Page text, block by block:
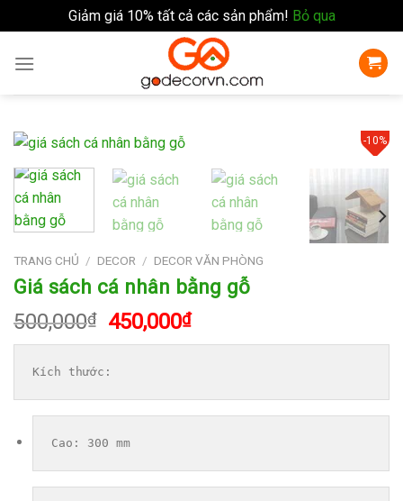
Giảm giá 10% tất cả các sản phẩm! Bỏ qua
-10%
TRANG CHỦ / DECOR / DECOR VĂN PHÒNG
Giá sách cá nhân bằng gỗ
500,000₫
Giá
gốc
là:
450,000₫Giá
hiện
450,000₫.
Kích thước:
Cao: 300 mm